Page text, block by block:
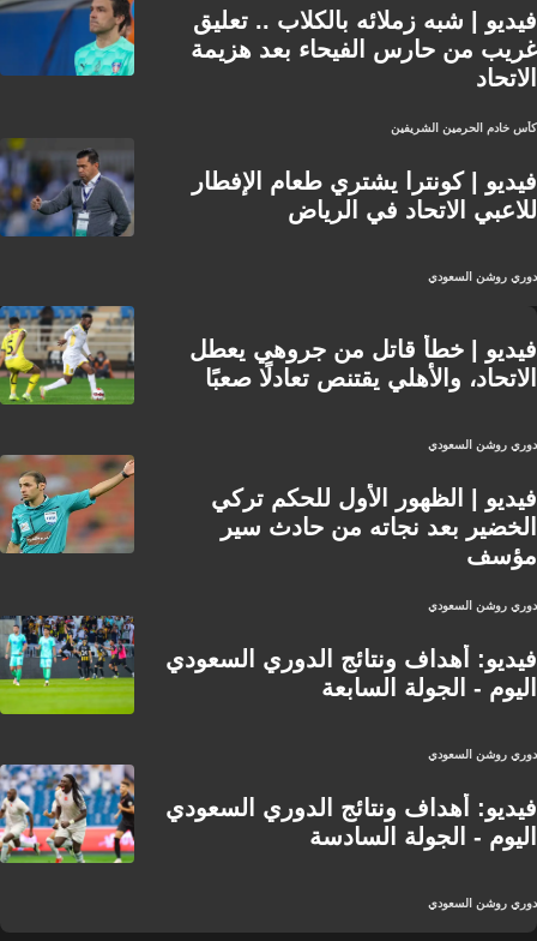
فيديو | شبه زملائه بالكلاب .. تعليق
غريب من حارس الفيحاء بعد هزيمة
الاتحاد
كأس خادم الحرمين الشريفين
فيديو | كونترا يشتري طعام الإفطار
للاعبي الاتحاد في الرياض
دوري روشن السعودي
فيديو | خطأ قاتل من جروهي يعطل
الاتحاد، والأهلي يقتنص تعادلًا صعبًا
دوري روشن السعودي
فيديو | الظهور الأول للحكم تركي
الخضير بعد نجاته من حادث سير
مؤسف
دوري روشن السعودي
فيديو: أهداف ونتائج الدوري السعودي
اليوم - الجولة السابعة
دوري روشن السعودي
فيديو: أهداف ونتائج الدوري السعودي
اليوم - الجولة السادسة
دوري روشن السعودي